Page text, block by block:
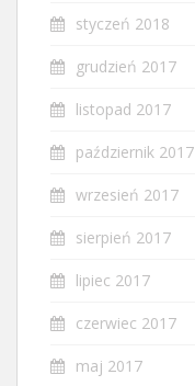
styczeń 2018
grudzień 2017
listopad 2017
październik 2017
wrzesień 2017
sierpień 2017
lipiec 2017
czerwiec 2017
maj 2017